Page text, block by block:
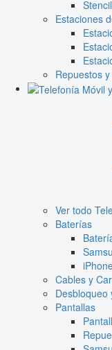
Estaciones
Repuestos
Ver todo
Baterías
Cables y
Desbloqueo
Pantallas